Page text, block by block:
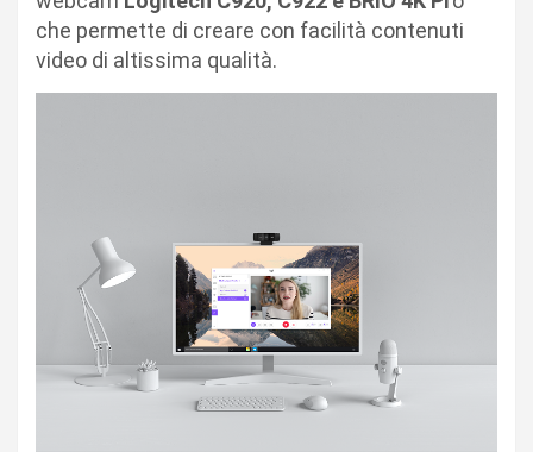
che permette di creare con facilità contenuti
video di altissima qualità.